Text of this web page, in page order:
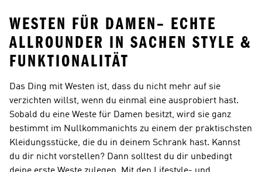
WESTEN FÜR DAMEN– ECHTE
ALLROUNDER IN SACHEN STYLE &
FUNKTIONALITÄT
Das Ding mit Westen ist, dass du nicht mehr auf sie
verzichten willst, wenn du einmal eine ausprobiert hast.
Sobald du eine Weste für Damen besitzt, wird sie ganz
bestimmt im Nullkommanichts zu einem der praktischsten
Kleidungsstücke, die du in deinem Schrank hast. Kannst
du dir nicht vorstellen? Dann solltest du dir unbedingt